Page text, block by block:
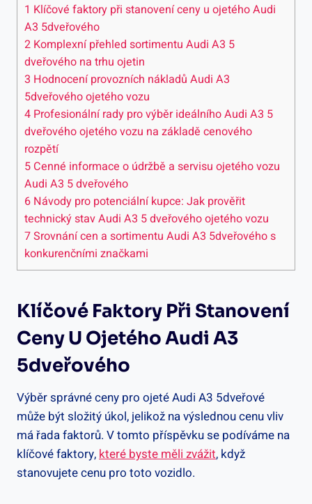
1 Klíčové faktory při stanovení ceny u ojetého Audi
A3 5dveřového
2 Komplexní přehled sortimentu Audi A3 5
dveřového na trhu ojetin
3 Hodnocení provozních nákladů Audi A3
5dveřového ojetého vozu
4 Profesionální rady pro výběr ideálního Audi A3 5
dveřového ojetého vozu na základě cenového
rozpětí
5 Cenné informace o údržbě a servisu ojetého vozu
Audi A3 5 dveřového
6 Návody pro potenciální kupce: Jak prověřit
technický stav Audi A3 5 dveřového ojetého vozu
7Srovnání cen a sortimentu Audi A3 5dveřového s
konkurenčními značkami
Klíčové Faktory Při Stanovení
Ceny U Ojetého Audi A3
5dveřového
Výběr správné ceny pro ojeté Audi A3 5dveřové
může být složitý úkol, jelikož na výslednou cenu vliv
má řada faktorů. V tomto příspěvku se podíváme na
klíčové faktory, které byste měli zvážit, když
stanovujete cenu pro toto vozidlo.